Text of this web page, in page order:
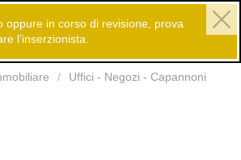
Uffici - Negozi - Capannoni
oppure in corso di revisione, prova
l’inserzionista.